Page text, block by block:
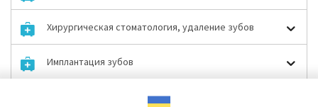
Хирургическая стоматология, удаление зубов
Имплантация зубов